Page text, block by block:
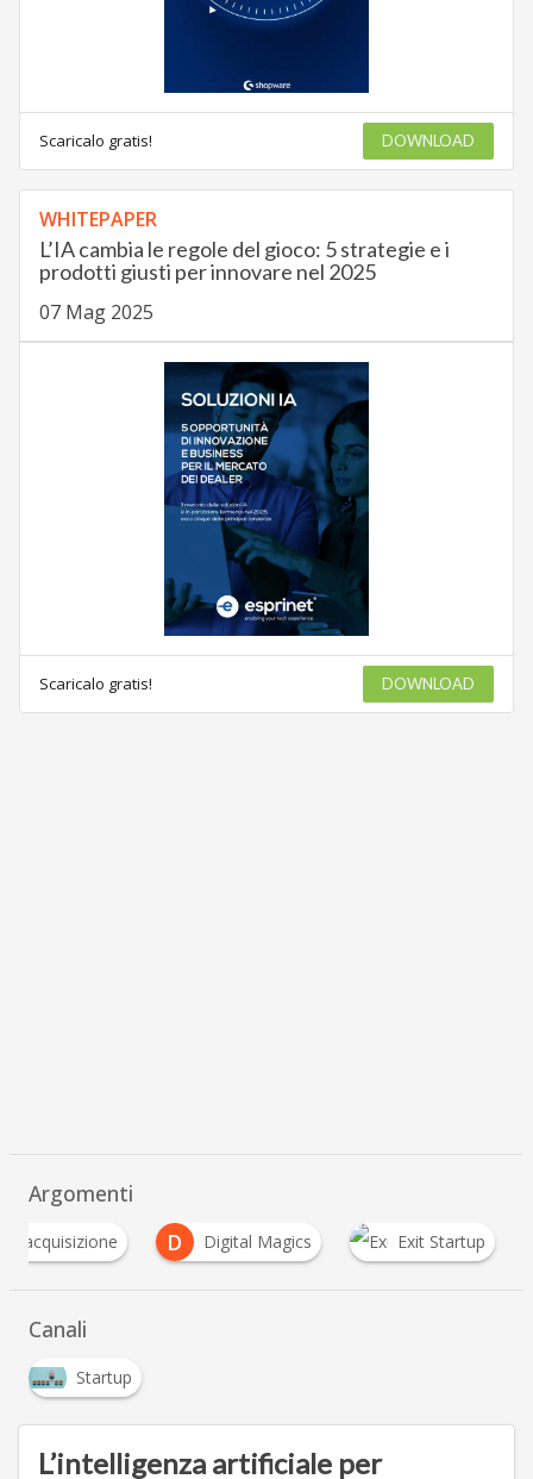
Scaricalo gratis! DOWNLOAD
WHITEPAPER
L’IA cambia le regole del gioco: 5 strategie e i
prodotti giusti per innovare nel 2025
07 Mag 2025
Scaricalo gratis! DOWNLOAD
Argomenti
acquisizione D Digital Magics Exit Startup
Canali
Startup
L’intelligenza artificiale per